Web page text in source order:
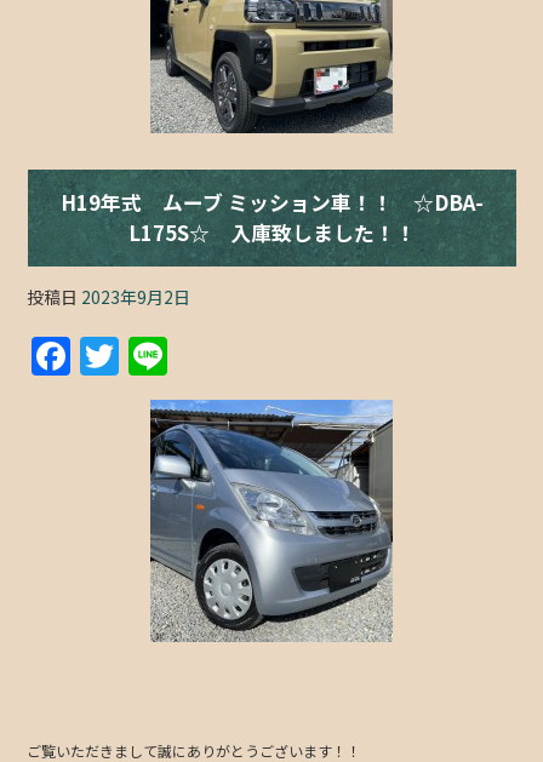
H19年式 ムーブ ミッション車！！ ☆DBA-
L175S☆ 入庫致しました！！
投稿日 2023年9月2日
F
a
T
w
itt
er
n
e
ご覧いただきまして誠にありがとうございます！！